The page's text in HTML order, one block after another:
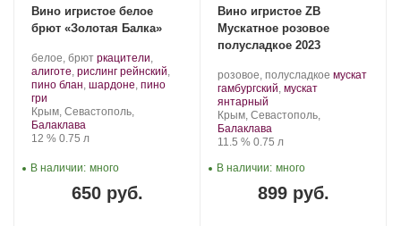
Вино игристое белое
брют «Золотая Балка»
Производитель:
Золотая
Балка.
белое, брют .
Сорт
винограда:
ркацители,
алиготе, рислинг рейнский,
пино блан, шардоне, пино
гри
Регион:
Крым, Севастополь,
Балаклава
Крепость
12 %. Объем
0.75 л
650 руб.
В наличии: много
Вино игристое ZB
Мускатное розовое
полусладкое 2023
Производитель:
Золотая
Балка.
розовое, полусладкое .мускат
гамбургский, мускат
янтарный
Регион:
Крым, Севастополь,
Балаклава
Крепость
11.5 %. Объем
0.75 л
899 руб.
В наличии: много